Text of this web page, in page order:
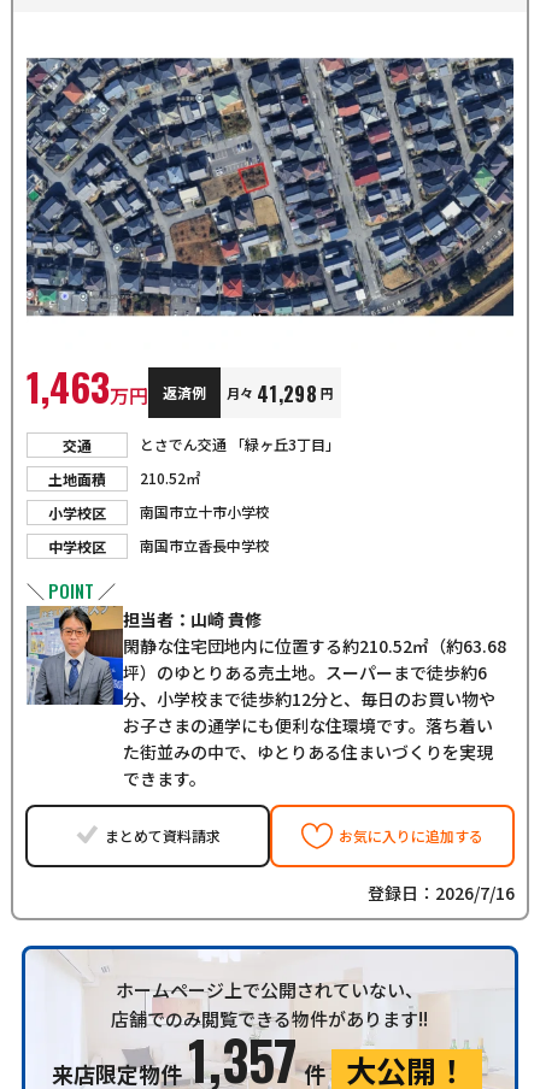
1,463万円 返済例 月々 41,298 円
交通
とさでん交通 「緑ヶ丘3丁目」
土地面積
210.52㎡
小学校区
南国市立十市小学校
中学校区
南国市立香長中学校
＼ POINT ／
担当者：山崎 貴修
閑静な住宅団地内に位置する約210.52㎡（約63.68
坪）のゆとりある売土地。スーパーまで徒歩約6
分、小学校まで徒歩約12分と、毎日のお買い物や
お子さまの通学にも便利な住環境です。落ち着い
た街並みの中で、ゆとりある住まいづくりを実現
できます。
まとめて資料請求 お気に入りに追加する
登録日：2026/7/16
ホームページ上で公開されていない、
店舗でのみ閲覧できる物件があります!!
来店限定物件1,357件 大公開！